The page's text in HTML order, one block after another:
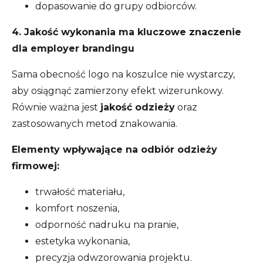
dopasowanie do grupy odbiorców.
4. Jakość wykonania ma kluczowe znaczenie
dla employer brandingu
Sama obecność logo na koszulce nie wystarczy,
aby osiągnąć zamierzony efekt wizerunkowy.
Równie ważna jest jakość odzieży oraz
zastosowanych metod znakowania.
Elementy wpływające na odbiór odzieży
firmowej:
trwałość materiału,
komfort noszenia,
odporność nadruku na pranie,
estetyka wykonania,
precyzja odwzorowania projektu.